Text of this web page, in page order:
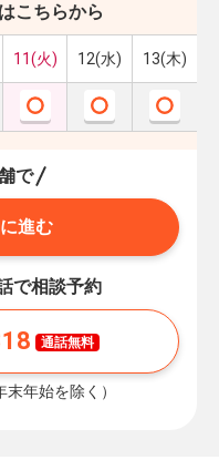
こちらから
11(火) 12(水) 13(木)
で
進む
で相談予約
通話無料
年始を除く）